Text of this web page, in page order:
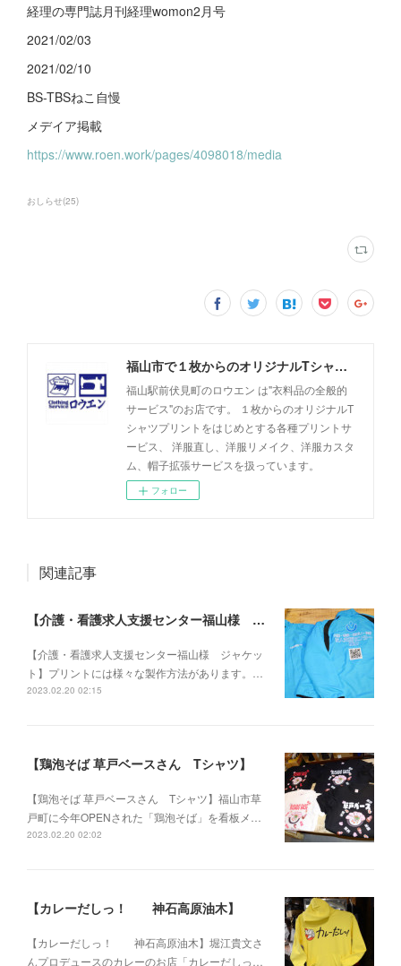
経理の専門誌月刊経理womon2月号
2021/02/03
2021/02/10
BS-TBSねこ自慢
メデイア掲載
https://www.roen.work/pages/4098018/media
おしらせ(25)
福山市で１枚からのオリジナルTシャツプリント・洋服直しのことなら【ロウエン - ROEN】
福山駅前伏見町のロウエン は"衣料品の全般的
サービス"のお店です。 １枚からのオリジナルT
シャツプリントをはじめとする各種プリントサ
ービス、 洋服直し、洋服リメイク、洋服カスタ
ム、帽子拡張サービスを扱っています。
フォロー
関連記事
【介護・看護求人支援センター福山様 ジャケット】
【介護・看護求人支援センター福山様 ジャケッ
ト】プリントには様々な製作方法があります。…
2023.02.20 02:15
【鶏泡そば 草戸ベースさん Tシャツ】
【鶏泡そば 草戸ベースさん Tシャツ】福山市草
戸町に今年OPENされた「鶏泡そば」を看板メ…
2023.02.20 02:02
【カレーだしっ！ 神石高原油木】
【カレーだしっ！ 神石高原油木】堀江貴文さ
んプロデュースのカレーのお店「カレーだしっ…